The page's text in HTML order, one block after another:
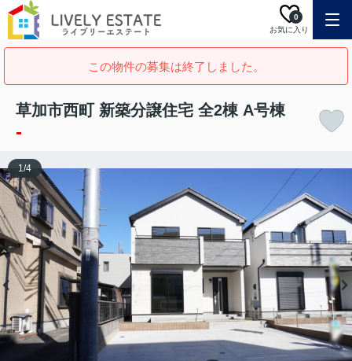
お気に入り
0
この物件の募集は終了しました。
草加市西町 新築分譲住宅 全2棟 A号棟
-
1/4